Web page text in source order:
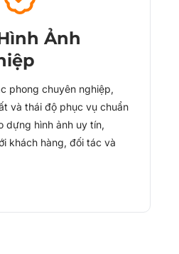
Ảnh
phong chuyên nghiệp,
và thái độ phục vụ chuẩn
dựng hình ảnh uy tín,
khách hàng, đối tác và